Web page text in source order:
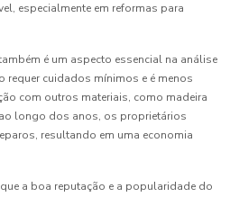
especialmente em reformas para
é um aspecto essencial na análise
cuidados mínimos e é menos
com outros materiais, como madeira
longo dos anos, os proprietários
resultando em uma economia
a boa reputação e a popularidade do